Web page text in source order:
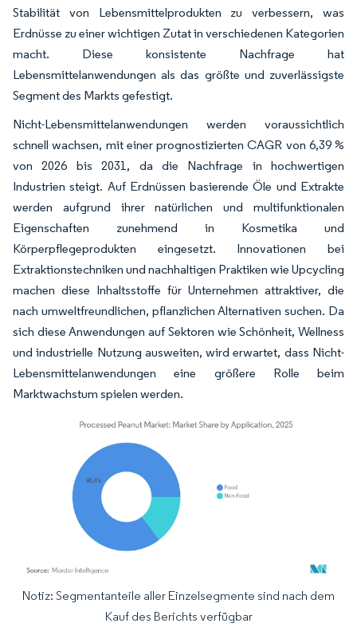
Stabilität von Lebensmittelprodukten zu verbessern, was
Erdnüsse zu einer wichtigen Zutat in verschiedenen Kategorien
macht. Diese konsistente Nachfrage hat
Lebensmittelanwendungen als das größte und zuverlässigste
Segment des Markts gefestigt.
Nicht-Lebensmittelanwendungen werden voraussichtlich
schnell wachsen, mit einer prognostizierten CAGR von 6,39 %
von 2026 bis 2031, da die Nachfrage in hochwertigen
Industrien steigt. Auf Erdnüssen basierende Öle und Extrakte
werden aufgrund ihrer natürlichen und multifunktionalen
Eigenschaften zunehmend in Kosmetika und
Körperpflegeprodukten eingesetzt. Innovationen bei
Extraktionstechniken und nachhaltigen Praktiken wie Upcycling
machen diese Inhaltsstoffe für Unternehmen attraktiver, die
nach umweltfreundlichen, pflanzlichen Alternativen suchen. Da
sich diese Anwendungen auf Sektoren wie Schönheit, Wellness
und industrielle Nutzung ausweiten, wird erwartet, dass Nicht-
Lebensmittelanwendungen eine größere Rolle beim
Marktwachstum spielen werden.
Bild © Mordor Intelligence. Wiederverwendung erfordert Namensnennung
Notiz: Segmentanteile aller Einzelsegmente sind nach dem
Kauf des Berichts verfügbar